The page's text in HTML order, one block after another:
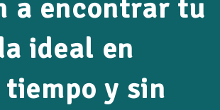
a encontrar tu
ideal en
tiempo y sin